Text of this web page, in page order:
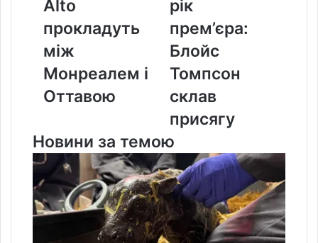
іAlto
прокладуть
між
Монреалем і
Оттавою
Блойс
склав
присягу
рік
прем’єра:
Блойс
Томпсон
склав
присягу
Новини за темою